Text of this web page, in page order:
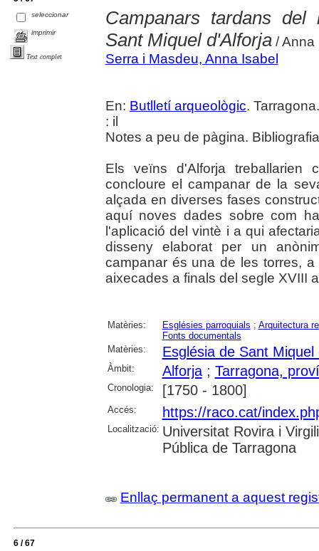
seleccionar
imprimir
Text complet
Campanars tardans
Sant Miquel d'Alforja/ Anna
Serra i Masdeu, Anna Isabel
En: Butlletí arqueològic.
: il
Notes a peu de pàgina.
Els veïns d'Alforja treballarien
concloure el campanar de la
alçada en diverses fases
aquí noves dades sobre com
l'aplicació del vintè i a qui
disseny elaborat per un
campanar és una de les torres,
aixecades a finals del segle XVIII
Matèries: Esglésies parroquials ; Arquitectura
Fonts documentals
Matèries:
Església de Sant Miquel
Àmbit: Alforja; Tarragona,
Cronologia: [1750 - 1800]
Accés: https://raco.cat/
Localització: Universitat Rovira i
Pública de Tarragona
Enllaç permanent a aquest
6 / 67